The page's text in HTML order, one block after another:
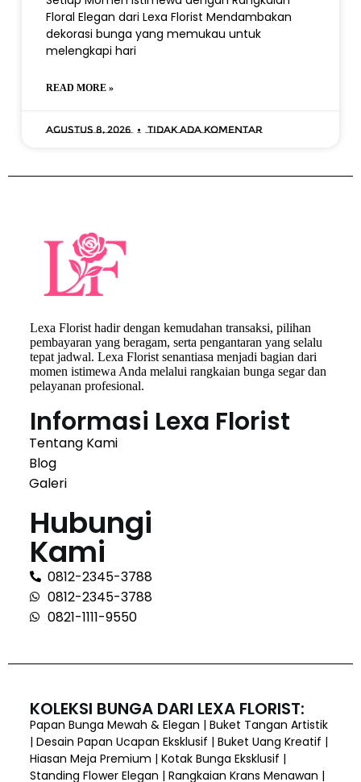
Floral Elegan dari Lexa Florist Mendambakan
dekorasi bunga yang memukau untuk
melengkapi hari
READ MORE »
Agustus 8, 2026 Tidak ada komentar
Lexa Florist hadir dengan kemudahan transaksi, pilihan
pembayaran yang beragam, serta pengantaran yang selalu
tepat jadwal. Lexa Florist senantiasa menjadi bagian dari
momen istimewa Anda melalui rangkaian bunga segar dan
pelayanan profesional.
Informasi Lexa Florist
Tentang Kami
Blog
Galeri
Hubungi
Kami
0812-2345-3788
0812-2345-3788
0821-1111-9550
KOLEKSI BUNGA DARI LEXA FLORIST:
Papan Bunga Mewah & Elegan | Buket Tangan Artistik
| Desain Papan Ucapan Eksklusif | Buket Uang Kreatif |
Hiasan Meja Premium | Kotak Bunga Eksklusif |
Standing Flower Elegan | Rangkaian Krans Menawan |